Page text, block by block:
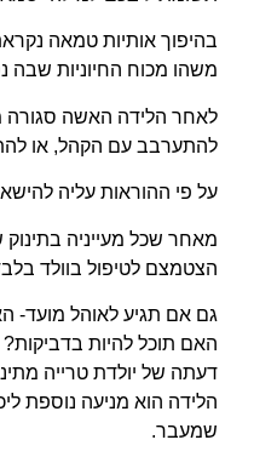
בהיפוך אותיות טמאה
משהו מכוח החיוניות שבה
לאחר הלידה האשה סגורה
להתערבב עם הקהל, או
על פי ההוראות עליה
מאחר שכל מעייניה
הצטמצם לטיפול בוולד
גם אם תגיע לאוהל מועד-
האם תוכל להיות
דעתה של יולדת טרייה
הלידה הוא מניעה נוספת
שמעבר.